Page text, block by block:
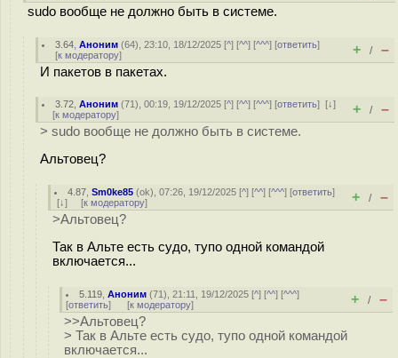
sudo вообще не должно быть в системе.
3.64 ,Аноним (64), 23:10, 18/12/2025 [^] [^^] [^^^] [ответить]
[к модератору] + / –
И пакетов в пакетах.
3.72 ,Аноним (71), 00:19, 19/12/2025 [^] [^^] [^^^] [ответить][↓]
[к модератору] + / –
> sudo вообще не должно быть в системе.
Альтовец?
4.87 ,Sm0ke85 (ok), 07:26, 19/12/2025 [^] [^^] [^^^] [ответить]
[↓] [к модератору] + / –
>Альтовец?
Так в Альте есть судо, тупо одной командой
включается...
5.119 ,Аноним (71), 21:11, 19/12/2025 [^] [^^] [^^^]
[ответить] [к модератору] + / –
>>Альтовец?
> Так в Альте есть судо, тупо одной командой
включается...